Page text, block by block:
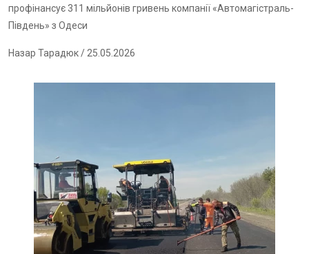
профінансує 311 мільйонів гривень компанії «Автомагістраль-
Південь» з Одеси
Назар Тарадюк/ 25.05.2026